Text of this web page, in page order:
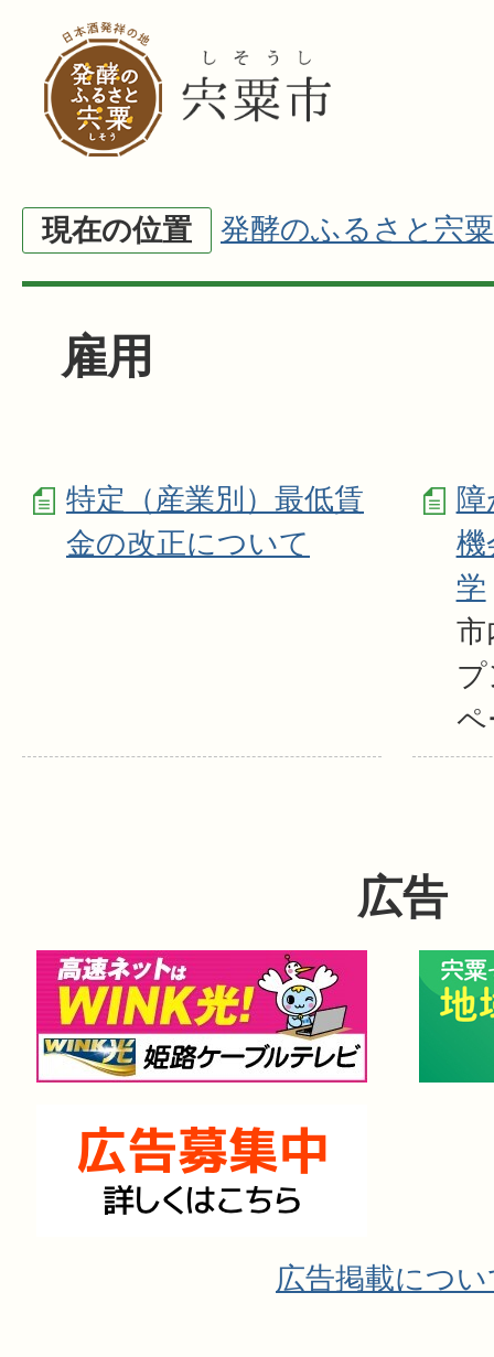
現在の位置 発酵のふるさと宍粟
雇用
特定（産業別）最低賃
金の改正について
機
学
市
ペ
広告
広告掲載につ